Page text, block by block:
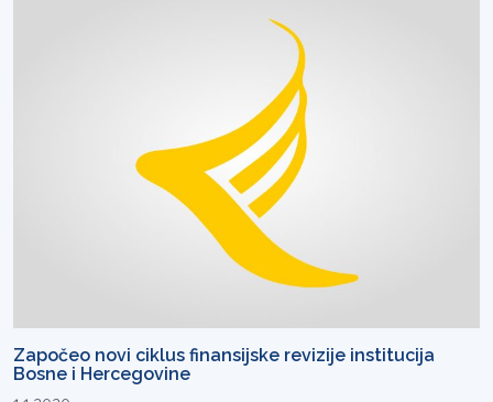
Započeo novi ciklus finansijske revizije institucija
Bosne i Hercegovine